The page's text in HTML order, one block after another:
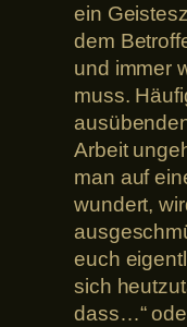
ein
dem
und immer
muss.
Arbeit
man auf
wundert,
euch
sich
dass…“